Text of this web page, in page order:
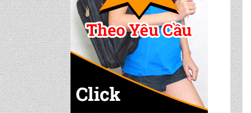
CẶP HỌC SINH MS:
TN 5016
CẶP HỌC SINH MS:
TN 5015
CẶP HỌC SINH MS: